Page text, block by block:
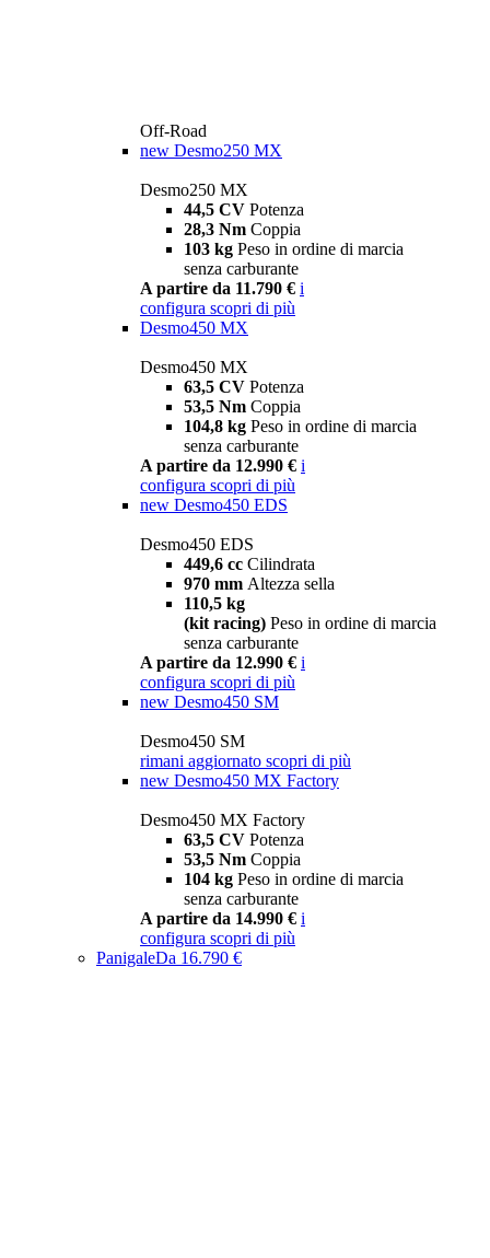
Off-Road
new Desmo250 MX
Desmo250 MX
44,5 CV Potenza
28,3 Nm Coppia
103 kg Peso in ordine di marcia
senza carburante
A partire da 11.790 € i
configura scopri di più
Desmo450 MX
Desmo450 MX
63,5 CV Potenza
53,5 Nm Coppia
104,8 kg Peso in ordine di marcia
senza carburante
A partire da 12.990 € i
configura scopri di più
new Desmo450 EDS
Desmo450 EDS
449,6 cc Cilindrata
970 mm Altezza sella
110,5 kg
(kit racing) Peso in ordine di marcia
senza carburante
A partire da 12.990 € i
configura scopri di più
new Desmo450 SM
Desmo450 SM
rimani aggiornato scopri di più
new Desmo450 MX Factory
Desmo450 MX Factory
63,5 CV Potenza
53,5 Nm Coppia
104 kg Peso in ordine di marcia
senza carburante
A partire da 14.990 € i
configura scopri di più
PanigaleDa 16.790 €